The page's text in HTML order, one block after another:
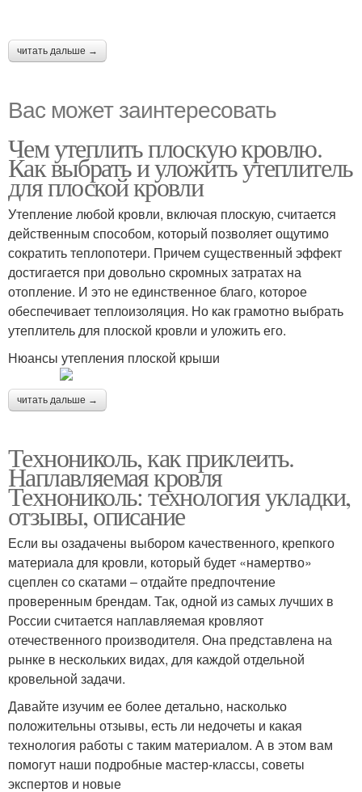
читать дальше →
Вас может заинтересовать
Чем утеплить плоскую кровлю.
Как выбрать и уложить утеплитель
для плоской кровли
Утепление любой кровли, включая плоскую, считается
действенным способом, который позволяет ощутимо
сократить теплопотери. Причем существенный эффект
достигается при довольно скромных затратах на
отопление. И это не единственное благо, которое
обеспечивает теплоизоляция. Но как грамотно выбрать
утеплитель для плоской кровли и уложить его.
Нюансы утепления плоской крыши
читать дальше →
Технониколь, как приклеить.
Наплавляемая кровля
Технониколь: технология укладки,
отзывы, описание
Если вы озадачены выбором качественного, крепкого
материала для кровли, который будет «намертво»
сцеплен со скатами – отдайте предпочтение
проверенным брендам. Так, одной из самых лучших в
России считается наплавляемая кровляот
отечественного производителя. Она представлена на
рынке в нескольких видах, для каждой отдельной
кровельной задачи.
Давайте изучим ее более детально, насколько
положительны отзывы, есть ли недочеты и какая
технология работы с таким материалом. А в этом вам
помогут наши подробные мастер-классы, советы
экспертов и новые